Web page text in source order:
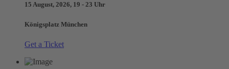
15 August, 2026, 19 - 23 Uhr
Königsplatz München
Get a Ticket